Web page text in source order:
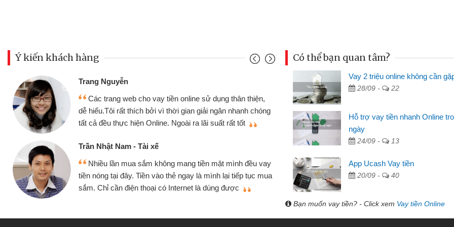
Ý kiến khách hàng
Trang Nguyễn
Các trang web cho vay tiền online sử dụng thân thiện,
dễ hiểu.Tôi rất thích bởi vì thời gian giải ngân nhanh chóng
tất cả đều thực hiện Online. Ngoài ra lãi suất rất tốt
Trần Nhật Nam - Tài xế
Nhiều lần mua sắm không mang tiền mặt mình đều vay
tiền nóng tại đây. Tiền vào thẻ ngay là mình lại tiếp tục mua
sắm. Chỉ cần điện thoại có Internet là dùng được
Đoàn Hữu Cảnh
Mình cần tiền gấp nên định
nhưng thật may đã có gói vay
không cần gặp mặt nên rất tiện
bè biết
Tôi kinh doanh buôn bán
hàng, nhờ biết đến website
quyết được công việc của
Có thể bạn quan tâm?
Vay 2 triệu online không cần
28/09 - 22
Hỗ trợ vay tiền nhanh Online
ngày
24/09 - 13
App Ucash Vay tiền
20/09 - 40
Bạn muốn vay tiền? - Click xem Vay tiền Online